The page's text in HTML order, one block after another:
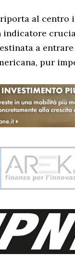
al centro
indicatore
a
pur